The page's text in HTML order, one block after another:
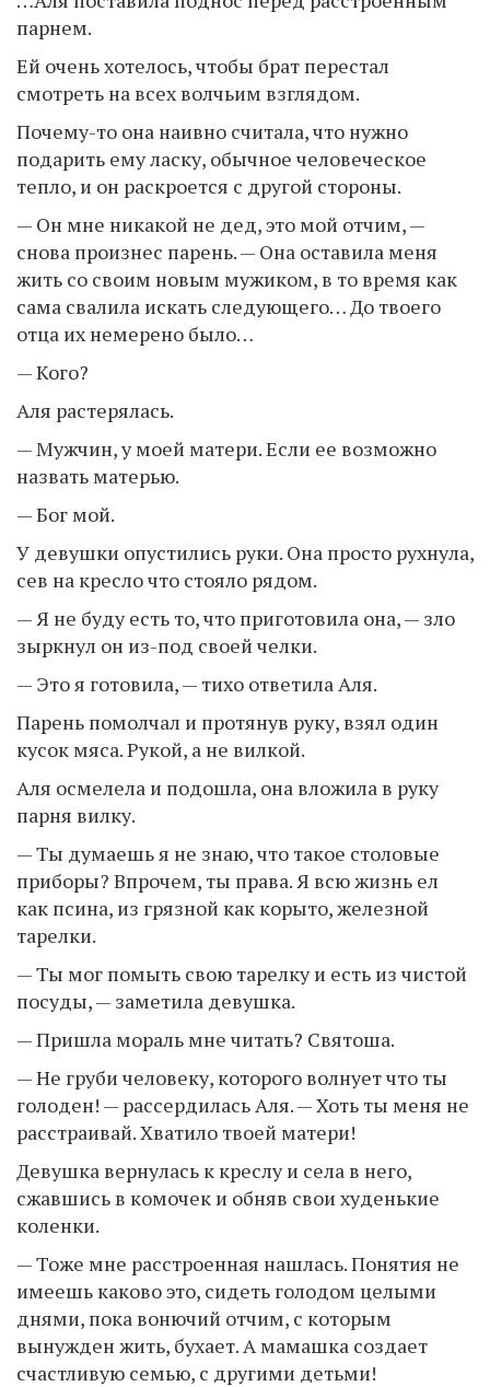
парнем.
Ей очень хотелось, чтобы брат перестал
смотреть на всех волчьим взглядом.
Почему-то она наивно считала, что нужно
подарить ему ласку, обычное человеческое
тепло, и он раскроется с другой стороны.
— Он мне никакой не дед, это мой отчим, —
снова произнес парень. — Она оставила меня
жить со своим новым мужиком, в то время как
сама свалила искать следующего… До твоего
отца их немерено было…
— Кого?
Аля растерялась.
— Мужчин, у моей матери. Если ее возможно
назвать матерью.
— Бог мой.
У девушки опустились руки. Она просто рухнула,
сев на кресло что стояло рядом.
— Я не буду есть то, что приготовила она, — зло
зыркнул он из-под своей челки.
— Это я готовила, — тихо ответила Аля.
Парень помолчал и протянув руку, взял один
кусок мяса. Рукой, а не вилкой.
Аля осмелела и подошла, она вложила в руку
парня вилку.
— Ты думаешь я не знаю, что такое столовые
приборы? Впрочем, ты права. Я всю жизнь ел
как псина, из грязной как корыто, железной
тарелки.
— Ты мог помыть свою тарелку и есть из чистой
посуды, — заметила девушка.
— Пришла мораль мне читать? Святоша.
— Не груби человеку, которого волнует что ты
голоден! — рассердилась Аля. — Хоть ты меня не
расстраивай. Хватило твоей матери!
Девушка вернулась к креслу и села в него,
сжавшись в комочек и обняв свои худенькие
коленки.
— Тоже мне расстроенная нашлась. Понятия не
имеешь каково это, сидеть голодом целыми
днями, пока вонючий отчим, с которым
вынужден жить, бухает. А мамашка создает
счастливую семью, с другими детьми!